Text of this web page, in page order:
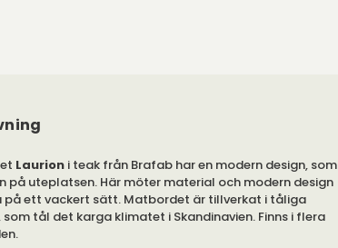
Laurion i teak från Brafab har en modern design, som
på uteplatsen. Här möter material och modern design
på ett vackert sätt. Matbordet är tillverkat i tåliga
tål det karga klimatet i Skandinavien. Finns i flera